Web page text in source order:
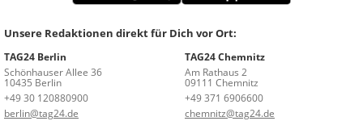
Unsere Redaktionen direkt für Dich vor Ort:
TAG24 Berlin
Schönhauser Allee 36
10435 Berlin
+49 30 120880900
berlin@tag24.de
TAG24 Chemnitz
Am Rathaus 2
09111 Chemnitz
+49 371 6906600
chemnitz@tag24.de